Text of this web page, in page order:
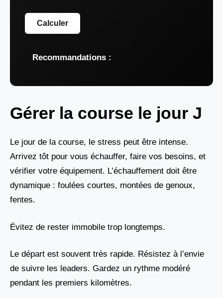
Calculer
Recommandations :
Gérer la course le jour J
Le jour de la course, le stress peut être intense.
Arrivez tôt pour vous échauffer, faire vos besoins, et
vérifier votre équipement. L’échauffement doit être
dynamique : foulées courtes, montées de genoux,
fentes.
Évitez de rester immobile trop longtemps.
Le départ est souvent très rapide. Résistez à l’envie
de suivre les leaders. Gardez un rythme modéré
pendant les premiers kilomètres.